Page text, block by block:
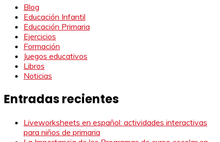
Blog
Educación Infantil
Educación Primaria
Ejercicios
Formación
Juegos educativos
Libros
Noticias
Entradas recientes
Liveworksheets en español: actividades interactivas
para niños de primaria